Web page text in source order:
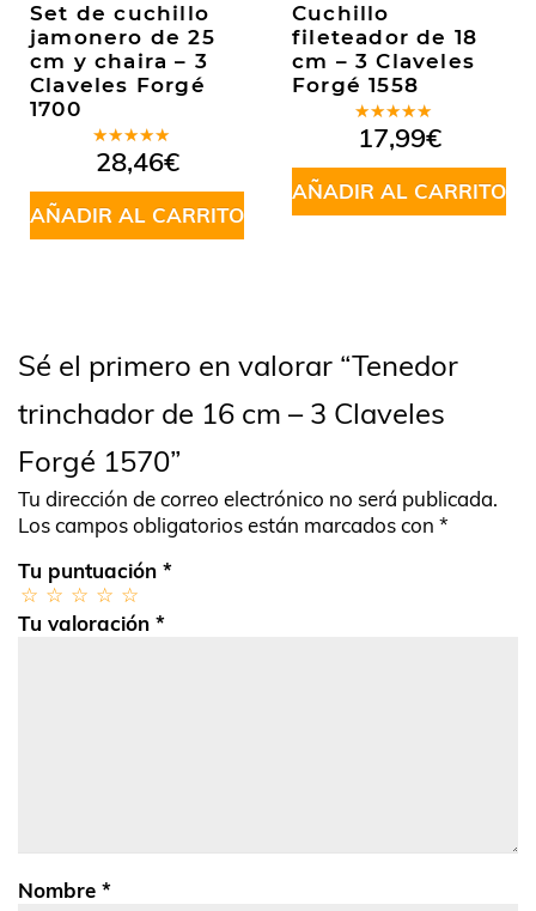
Set de cuchillo
jamonero de 25
cm y chaira – 3
Claveles Forgé
1700
Valorado
en5.00de
5
28,46€
AÑADIR AL CARRITO
Cuchillo
fileteador de 18
cm – 3 Claveles
Forgé 1558
Valorado
en5.00de
5
17,99€
AÑADIR AL CARRITO
Sé el primero en valorar “Tenedor
trinchador de 16 cm – 3 Claveles
Forgé 1570”
Tu dirección de correo electrónico no será publicada.
Los campos obligatorios están marcados con *
Tu puntuación *
Tu valoración *
Nombre *